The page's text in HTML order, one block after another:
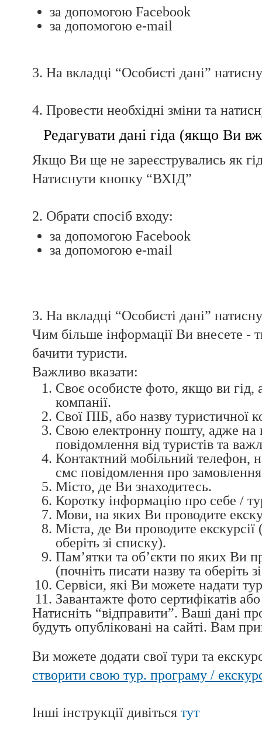
за допомогою Facebook
за допомогою e-mail
3. На вкладці “Особисті дані”
4. Провести необхідні зміни та
Редагувати дані гіда (якщо Ви
Якщо Ви ще не зареєструвались як
Натиснути кнопку “ВХІД”
2. Обрати спосіб входу:
за допомогою Facebook
за допомогою e-mail
3. На вкладці “Особисті дані”
Чим більше інформації Ви внесете -
бачити туристи.
Важливо вказати:
Своє особисте фото, якщо ви гід,
компанії.
Свої ПІБ, або назву туристичної
Свою електронну пошту, адже на
повідомлення від туристів та
Контактний мобільний телефон,
смс повідомлення про
Місто, де Ви знаходитесь.
Коротку інформацію про себе /
Мови, на яких Ви проводите
Міста, де Ви проводите екскурсії
оберіть зі списку).
Пам’ятки та об’єкти по яких Ви
(почніть писати назву та оберіть
Сервіси, які Ви можете надати
Завантажте фото сертифікатів
Натисніть “відправити”. Ваші дані
будуть опубліковані на сайті. Вам
Ви можете додати свої тури та
створити свою тур. програму /
Інші інструкції дивіться тут